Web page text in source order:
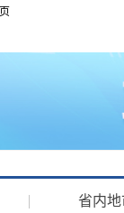
页
省内地